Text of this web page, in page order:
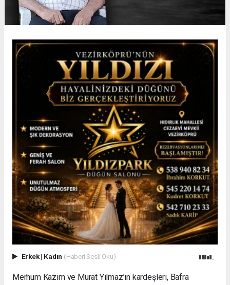
Erkek| Kadın (Haberi Sesli Oku)
Merhum Kazım ve Murat Yılmaz’ın kardeşleri, Bafra